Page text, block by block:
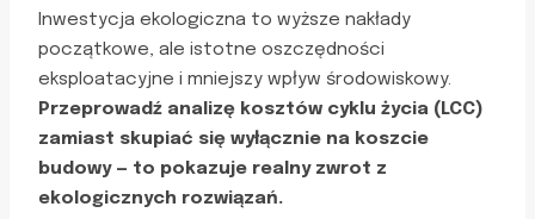
Inwestycja ekologiczna to wyższe nakłady
początkowe, ale istotne oszczędności
eksploatacyjne i mniejszy wpływ środowiskowy.
Przeprowadź analizę kosztów cyklu życia (LCC)
zamiast skupiać się wyłącznie na koszcie
budowy — to pokazuje realny zwrot z
ekologicznych rozwiązań.